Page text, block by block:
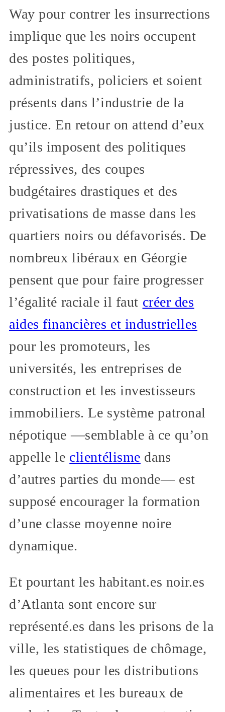
Way pour contrer les insurrections
implique que les noirs occupent
des postes politiques,
administratifs, policiers et soient
présents dans l’industrie de la
justice. En retour on attend d’eux
qu’ils imposent des politiques
répressives, des coupes
budgétaires drastiques et des
privatisations de masse dans les
quartiers noirs ou défavorisés. De
nombreux libéraux en Géorgie
pensent que pour faire progresser
l’égalité raciale il faut créer des
aides financières et industrielles
pour les promoteurs, les
universités, les entreprises de
construction et les investisseurs
immobiliers. Le système patronal
népotique —semblable à ce qu’on
appelle le clientélisme dans
d’autres parties du monde— est
supposé encourager la formation
d’une classe moyenne noire
dynamique.
Et pourtant les habitant.es noir.es
d’Atlanta sont encore sur
représenté.es dans les prisons de la
ville, les statistiques de chômage,
les queues pour les distributions
alimentaires et les bureaux de